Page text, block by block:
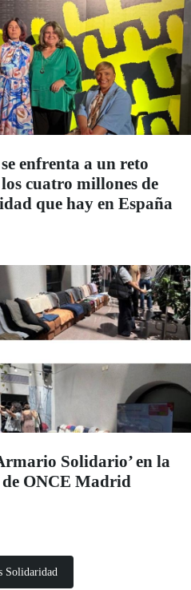
enfrenta a un reto
cuatro millones de
que hay en España
Solidario’ en la
ONCE Madrid
Solidaridad